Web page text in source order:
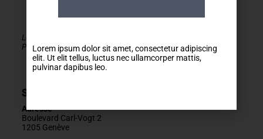
Le MDA Genève - Activités 50+ est membre de la
PLATEFORME du réseau seniors Genève
Secrétariat
Adresse
Boulevard Carl-Vogt 2
1205 Genève
Lorem ipsum dolor sit amet, consectetur adipiscing
elit. Ut elit tellus, luctus nec ullamcorper mattis,
pulvinar dapibus leo.